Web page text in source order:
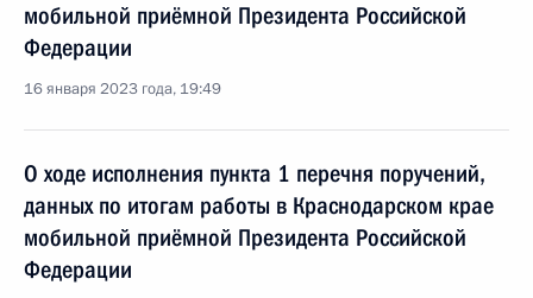
мобильной приёмной Президента Российской
Федерации
16 января 2023 года, 19:49
О ходе исполнения пункта 1 перечня поручений,
данных по итогам работы в Краснодарском крае
мобильной приёмной Президента Российской
Федерации